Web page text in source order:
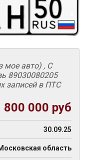
мое авто) , С
89030080205
записей в ПТС
800 000 руб
30.09.25
область